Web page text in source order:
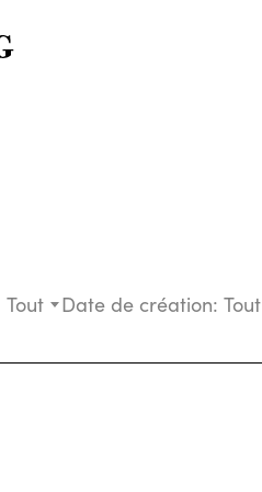
Tout Date de création: Tout